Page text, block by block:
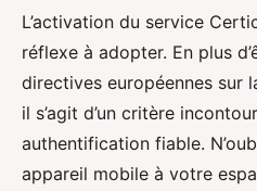
L’activation du service
réflexe à adopter. En plus
directives européennes sur
il s’agit d’un critère
authentification fiable.
appareil mobile à votre